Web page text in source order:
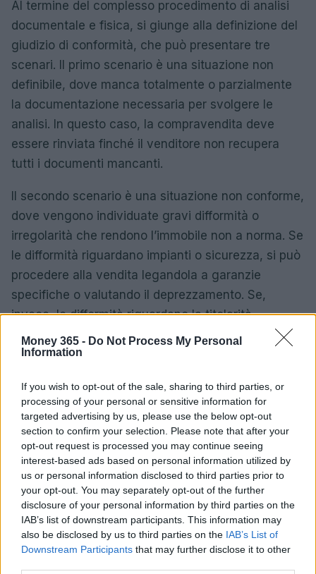
Money 365 - Do Not Process My Personal
Information
If you wish to opt-out of the sale, sharing to third parties, or
processing of your personal or sensitive information for
targeted advertising by us, please use the below opt-out
section to confirm your selection. Please note that after your
opt-out request is processed you may continue seeing
interest-based ads based on personal information utilized by
us or personal information disclosed to third parties prior to
your opt-out. You may separately opt-out of the further
disclosure of your personal information by third parties on the
IAB’s list of downstream participants. This information may
also be disclosed by us to third parties on the IAB’s List of
Downstream Participants that may further disclose it to other
Al termine del complesso procedimento di analisi
documentale e fisica, si giunge alla definizione del
giudizio di conformità, che può presentare tre
scenari. Il primo scenario è una situazione non
definibile, dove manca totalmente o parzialmente
la documentazione necessaria per svolgere le
analisi. In questo caso, la compravendita deve
essere rinviata finché il venditore non recupera
tutti i documenti mancanti.
Il secondo scenario è una situazione non conforme,
dove vengono individuate gravi difformità o
irregolarità che rendono l’immobile non a norma. Se
le difformità riguardano impianti o sicurezza, si può
procedere alla vendita legandola a garanzie
specifiche o valutando il deprezzamento. Se,
invece, le difformità riguardano la titolarità
urbanistica o edilizia, il bene è legalmente non
trasferibile e si impone l’abbandono dell’affare.
L’ultimo scenario è una situazione conforme, dove
c’è completezza documentale e corretta
corrispondenza tra lo stato di fatto dell’immobile e
la normativa vigente. In questo caso, si può
procedere alla compravendita senza rischi per le
parti.
AUTORE
Niccolò Conforti